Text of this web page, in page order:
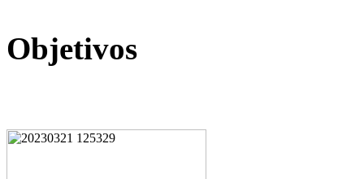
Objetivos